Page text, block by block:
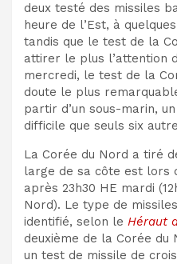
deux testé des missiles
heure de l’Est, à
tandis que le test de la
attirer le plus l’attention
mercredi, le test de la
doute le plus
partir d’un sous-marin,
difficile que seuls six
La Corée du Nord a tiré
large de sa côte est lors
après 23h30 HE mardi
Nord). Le type de
identifié, selon le Héraut
deuxième de la Corée du
un test de missile de